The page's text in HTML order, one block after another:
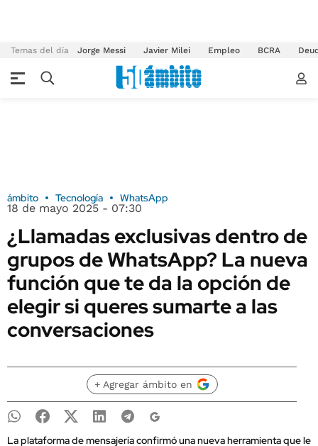
Temas del día Jorge Messi Javier Milei Empleo BCRA
ámbito Tecnología WhatsApp
18 de mayo 2025 - 07:30
¿Llamadas exclusivas dentro de
grupos de WhatsApp? La nueva
función que te da la opción de
elegir si queres sumarte a las
conversaciones
+ Agregar ámbito en
La plataforma de mensajería confirmó una nueva herramienta que le